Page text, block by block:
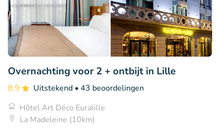
Overnachting voor 2 + ontbijt in Lille
8.9 Uitstekend • 43 beoordelingen
Hôtel Art Déco Euralille
La Madeleine (10km)